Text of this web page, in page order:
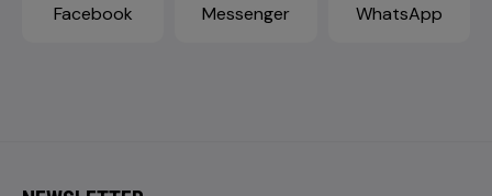
Facebook Messenger WhatsApp